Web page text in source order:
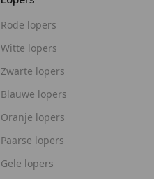
Rode lopers
Witte lopers
Zwarte lopers
Blauwe lopers
Oranje lopers
Paarse lopers
Gele lopers